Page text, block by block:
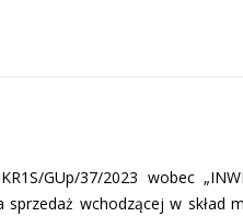
GUp/37/2023 wobec
wchodzącej w skład